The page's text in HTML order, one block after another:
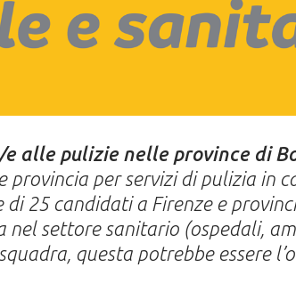
alle pulizie nelle province di
provincia per servizi di pulizia in
25 candidati a Firenze e
nel settore sanitario (ospedali,
questa potrebbe essere